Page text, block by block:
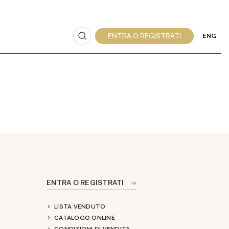
ENG
ENTRA O REGISTRATI
LISTA VENDUTO
CATALOGO ONLINE